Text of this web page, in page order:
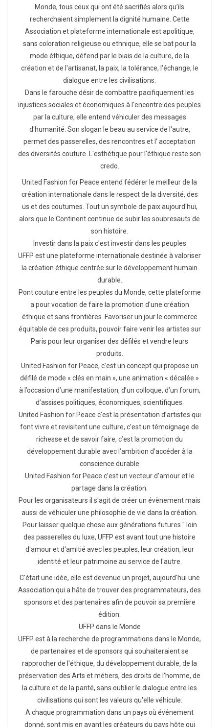
Monde, tous ceux qui ont été sacrifiés alors qu’ils
recherchaient simplement la dignité humaine. Cette
Association et plateforme internationale est apolitique,
sans coloration religieuse ou ethnique, elle se bat pour la
mode éthique, défend par le biais de la culture, de la
création et de l'artisanat, la paix, la tolérance, l'échange, le
dialogue entre les civilisations.
Dans le farouche désir de combattre pacifiquement les
injustices sociales et économiques à l'encontre des peuples
par la culture, elle entend véhiculer des messages
d'humanité. Son slogan le beau au service de l'autre,
permet des passerelles, des rencontres et l’ acceptation
des diversités couture. L'esthétique pour l'éthique reste son
credo.
United Fashion for Peace entend fédérer le meilleur de la
création internationale dans le respect de la diversité, des
us et des coutumes. Tout un symbole de paix aujourd'hui,
alors que le Continent continue de subir les soubresauts de
son histoire.
Investir dans la paix c'est investir dans les peuples
UFFP est une plateforme internationale destinée à valoriser
la création éthique centrée sur le développement humain
durable.
Pont couture entre les peuples du Monde, cette plateforme
a pour vocation de faire la promotion d'une création
éthique et sans frontières. Favoriser un jour le commerce
équitable de ces produits, pouvoir faire venir les artistes sur
Paris pour leur organiser des défilés et vendre leurs
produits.
United Fashion for Peace, c’est un concept qui propose un
défilé de mode « clés en main », une animation « décalée »
à l’occasion d’une manifestation, d’un colloque, d’un forum,
d’assises politiques, économiques, scientifiques.
United Fashion for Peace c’est la présentation d’artistes qui
font vivre et revisitent une culture, c’est un témoignage de
richesse et de savoir faire, c’est la promotion du
développement durable avec l’ambition d’accéder à la
conscience durable
United Fashion for Peace c’est un vecteur d'amour et le
partage dans la création.
Pour les organisateurs il s'agit de créer un évènement mais
aussi de véhiculer une philosophie de vie dans la création.
Pour laisser quelque chose aux générations futures " loin
des passerelles du luxe, UFFP est avant tout une histoire
d'amour et d'amitié avec les peuples, leur création, leur
identité et leur patrimoine au service de l'autre.
C'était une idée, elle est devenue un projet, aujourd'hui une
Association qui a hâte de trouver des programmateurs, des
sponsors et des partenaires afin de pouvoir sa première
édition.
UFFP dans le Monde
UFFP est à la recherche de programmations dans le Monde,
de partenaires et de sponsors qui souhaiteraient se
rapprocher de l'éthique, du développement durable, de la
préservation des Arts et métiers, des droits de l'homme, de
la culture et de la parité, sans oublier le dialogue entre les
civilisations qui sont les valeurs qu'elle véhicule.
A chaque programmation dans un pays où événement
donné, sont mis en avant les créateurs du pays hôte qui